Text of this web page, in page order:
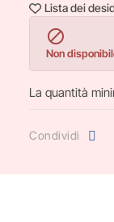
Lista dei

Non
La quantità
Condividi